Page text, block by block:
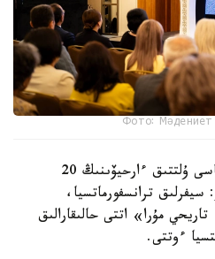
Фото: Мәдениет
استانادا قازاقستان رەسپۋبليكاسى ۇلتتىق ءارحيۆىنىڭ 20
سيفرلىق ترانسفورماتسيا،
مۇرا» اتتى حالىقارالىق
ءوتتى.